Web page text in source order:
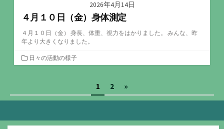
2026年4月14日
４月１０日（金）身体測定
４月１０日（金） 身長、体重、視力をはかりました。 みんな、昨
年より大きくなりました。
カ
テ
ー
日々の活動の様子
稿
1 2 »